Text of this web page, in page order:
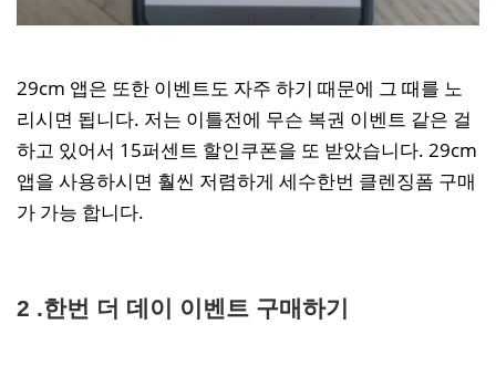
29cm 앱은 또한 이벤트도 자주 하기 때문에 그 때를 노
리시면 됩니다. 저는 이틀전에 무슨 복권 이벤트 같은 걸
하고 있어서 15퍼센트 할인쿠폰을 또 받았습니다. 29cm
앱을 사용하시면 훨씬 저렴하게 세수한번 클렌징폼 구매
가 가능 합니다.
2 .한번 더 데이 이벤트 구매하기